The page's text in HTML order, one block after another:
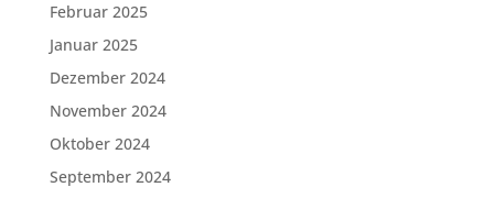
Februar 2025
Januar 2025
Dezember 2024
November 2024
Oktober 2024
September 2024